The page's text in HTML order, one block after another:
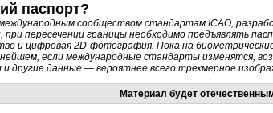
паспорт?
сообществом стандартам ICAO,
при пересечении границы необходимо предъявлять
и цифровая 2D-фотография. Пока на
если международные стандарты изменятся,
и другие данные — вероятнее всего трехмерное
Материал будет